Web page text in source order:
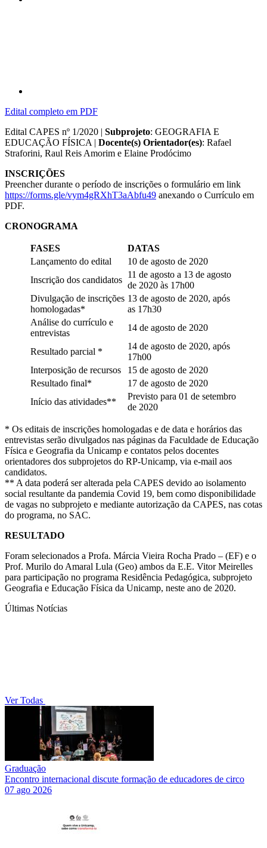
Edital completo em PDF
Edital CAPES nº 1/2020 | Subprojeto: GEOGRAFIA E
EDUCAÇÃO FÍSICA | Docente(s) Orientador(es): Rafael
Straforini, Raul Reis Amorim e Elaine Prodócimo
INSCRIÇÕES
Preencher durante o período de inscrições o formulário em link
https://forms.gle/vym4gRXhT3aAbfu49 anexando o Currículo em
PDF.
CRONOGRAMA
FASES
DATAS
Lançamento do edital
10 de agosto de 2020
Inscrição dos candidatos
11 de agosto a 13 de agosto
de 2020 às 17h00
Divulgação de inscrições
homologadas*
13 de agosto de 2020, após
as 17h30
Análise do currículo e
entrevistas
14 de agosto de 2020
Resultado parcial *
14 de agosto de 2020, após
17h00
Interposição de recursos
15 de agosto de 2020
Resultado final*
17 de agosto de 2020
Início das atividades**
Previsto para 01 de setembro
de 2020
* Os editais de inscrições homologadas e de data e horários das
entrevistas serão divulgados nas páginas da Faculdade de Educação
Física e Geografia da Unicamp e contatos pelos docentes
orientadores dos subprojetos do RP-Unicamp, via e-mail aos
candidatos.
** A data poderá ser alterada pela CAPES devido ao isolamento
social resultante da pandemia Covid 19, bem como disponibilidade
de vagas no subprojeto e mediante autorização da CAPES, nas cotas
do programa, no SAC.
RESULTADO
Foram selecionados a Profa. Márcia Vieira Rocha Prado – (EF) e o
Prof. Murilo do Amaral Lula (Geo) ambos da E.E. Vitor Meirelles
para participação no programa Residência Pedagógica, subprojeto
Geografia e Educação Física da Unicamp, neste ano de 2020.
Últimas Notícias
Ver Todas
Graduação
Encontro internacional discute formação de educadores de circo
07 ago 2026